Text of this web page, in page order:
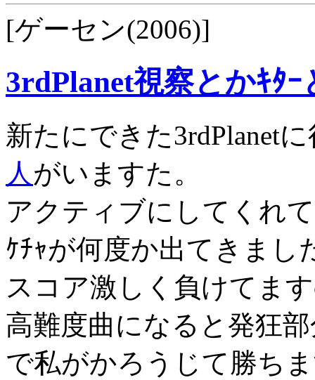
[ゲーセン(2006)]
3rdPlanet視察とかｷﾀｰ
新たにできた3rdPlanet
人 がいますた。
アクティブにしてくれ
ｹﾁｬが何度か出てきまし
スコア激しく負けてま
高難度曲になると発狂
で私がかろうじて勝ち